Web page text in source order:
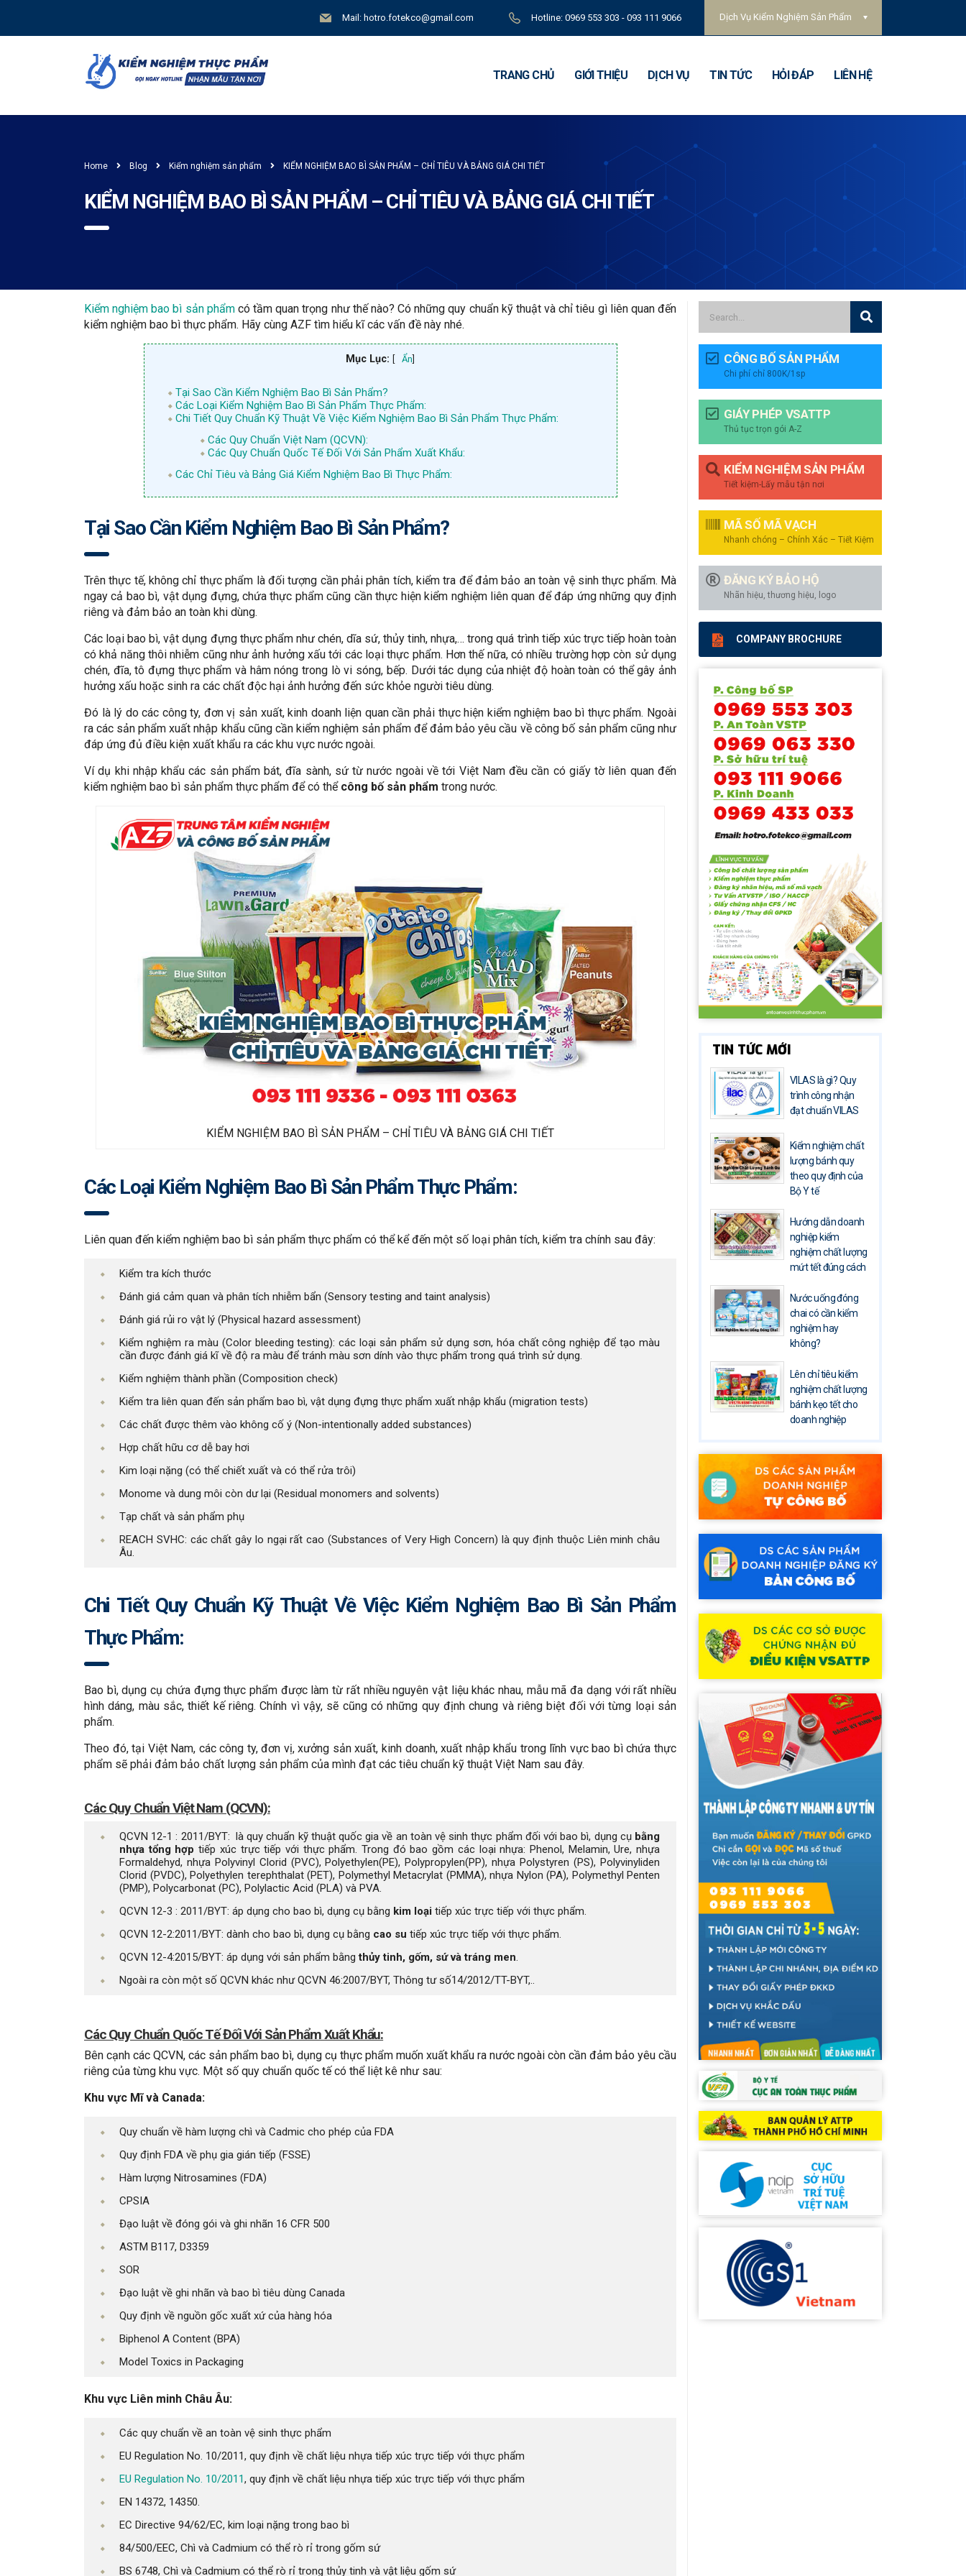
Dịch Vụ Kiểm Nghiệm Sản Phẩm
Mail: hotro.fotekco@gmail.com Hotline: 0969 553 303 - 093 111 9066
TRANG CHỦ GIỚI THIỆU DỊCH VỤ TIN TỨC HỎI ĐÁP LIÊN HỆ
Home Blog Kiểm nghiệm sản phẩm KIỂM NGHIỆM BAO BÌ SẢN PHẨM – CHỈ TIÊU VÀ BẢNG GIÁ CHI TIẾT
KIỂM NGHIỆM BAO BÌ SẢN PHẨM – CHỈ TIÊU VÀ BẢNG GIÁ CHI TIẾT
Kiểm nghiệm bao bì sản phẩmcó tầm quan trọng như thế nào? Có những quy chuẩn kỹ thuật và chỉ tiêu gì liên quan đến
kiểm nghiệm bao bì thực phẩm. Hãy cùng AZF tìm hiểu kĩ các vấn đề này nhé.
Mục Lục: Ẩn
Tại Sao Cần Kiểm Nghiệm Bao Bì Sản Phẩm?
Các Loại Kiểm Nghiệm Bao Bì Sản Phẩm Thực Phẩm:
Chi Tiết Quy Chuẩn Kỹ Thuật Về Việc Kiểm Nghiệm Bao Bì Sản Phẩm Thực Phẩm:
Các Quy Chuẩn Việt Nam (QCVN):
Các Quy Chuẩn Quốc Tế Đối Với Sản Phẩm Xuất Khẩu:
Các Chỉ Tiêu và Bảng Giá Kiểm Nghiệm Bao Bì Thực Phẩm:
Tại Sao Cần Kiểm Nghiệm Bao Bì Sản Phẩm?
Trên thực tế, không chỉ thực phẩm là đối tượng cần phải phân tích, kiểm tra để đảm bảo an toàn vệ sinh thực phẩm. Mà
ngay cả bao bì, vật dụng đựng, chứa thực phẩm cũng cần thực hiện kiểm nghiệm liên quan để đáp ứng những quy định
riêng và đảm bảo an toàn khi dùng.
Các loại bao bì, vật dụng đựng thực phẩm như chén, dĩa sứ, thủy tinh, nhựa,… trong quá trình tiếp xúc trực tiếp hoàn toàn
có khả năng thôi nhiễm cũng như ảnh hưởng xấu tới các loại thực phẩm. Hơn thế nữa, có nhiều trường hợp còn sử dụng
chén, đĩa, tô đựng thực phẩm và hâm nóng trong lò vi sóng, bếp. Dưới tác dụng của nhiệt độ hoàn toàn có thể gây ảnh
hưởng xấu hoặc sinh ra các chất độc hại ảnh hưởng đến sức khỏe người tiêu dùng.
Đó là lý do các công ty, đơn vị sản xuất, kinh doanh liện quan cần phải thực hiện kiểm nghiệm bao bì thực phẩm. Ngoài
ra các sản phẩm xuất nhập khẩu cũng cần kiểm nghiệm sản phẩm để đảm bảo yêu cầu về công bố sản phẩm cũng như
đáp ứng đủ điều kiện xuất khẩu ra các khu vực nước ngoài.
Ví dụ khi nhập khẩu các sản phẩm bát, đĩa sành, sứ từ nước ngoài về tới Việt Nam đều cần có giấy tờ liên quan đến
kiểm nghiệm bao bì sản phẩm thực phẩm để có thể công bố sản phẩm trong nước.
KIỂM NGHIỆM BAO BÌ SẢN PHẨM – CHỈ TIÊU VÀ BẢNG GIÁ CHI TIẾT
Các Loại Kiểm Nghiệm Bao Bì Sản Phẩm Thực Phẩm:
Liên quan đến kiểm nghiệm bao bì sản phẩm thực phẩm có thể kể đến một số loại phân tích, kiểm tra chính sau đây:
Kiểm tra kích thước
Đánh giá cảm quan và phân tích nhiễm bẩn (Sensory testing and taint analysis)
Đánh giá rủi ro vật lý (Physical hazard assessment)
Kiểm nghiệm ra màu (Color bleeding testing): các loại sản phẩm sử dụng sơn, hóa chất công nghiệp để tạo màu
cần được đánh giá kĩ về độ ra màu để tránh màu sơn dính vào thực phẩm trong quá trình sử dụng.
Kiểm nghiệm thành phần (Composition check)
Kiểm tra liên quan đến sản phẩm bao bì, vật dụng đựng thực phẩm xuất nhập khẩu (migration tests)
Các chất được thêm vào không cố ý (Non-intentionally added substances)
Hợp chất hữu cơ dễ bay hơi
Kim loại nặng (có thể chiết xuất và có thể rửa trôi)
Monome và dung môi còn dư lại (Residual monomers and solvents)
Tạp chất và sản phẩm phụ
REACH SVHC: các chất gây lo ngại rất cao (Substances of Very High Concern) là quy định thuộc Liên minh châu
Âu.
Chi Tiết Quy Chuẩn Kỹ Thuật Về Việc Kiểm Nghiệm Bao Bì Sản Phẩm
Thực Phẩm:
Bao bì, dụng cụ chứa đựng thực phẩm được làm từ rất nhiều nguyên vật liệu khác nhau, mẫu mã đa dạng với rất nhiều
hình dáng, màu sắc, thiết kế riêng. Chính vì vậy, sẽ cũng có những quy định chung và riêng biệt đối với từng loại sản
phẩm.
Theo đó, tại Việt Nam, các công ty, đơn vị, xưởng sản xuất, kinh doanh, xuất nhập khẩu trong lĩnh vực bao bì chứa thực
phẩm sẽ phải đảm bảo chất lượng sản phẩm của mình đạt các tiêu chuẩn kỹ thuật Việt Nam sau đây.
Các Quy Chuẩn Việt Nam (QCVN):
QCVN 12-1 : 2011/BYT: là quy chuẩn kỹ thuật quốc gia về an toàn vệ sinh thực phẩm đối với bao bì, dụng cụ bằng
nhựa tổng hợp tiếp xúc trực tiếp với thực phẩm. Trong đó bao gồm các loại nhựa: Phenol, Melamin, Ure, nhựa
Formaldehyd, nhựa Polyvinyl Clorid (PVC), Polyethylen(PE), Polypropylen(PP), nhựa Polystyren (PS), Polyvinyliden
Clorid (PVDC), Polyethylen terephthalat (PET), Polymethyl Metacrylat (PMMA), nhựa Nylon (PA), Polymethyl Penten
(PMP), Polycarbonat (PC), Polylactic Acid (PLA) và PVA.
QCVN 12-3 : 2011/BYT: áp dụng cho bao bì, dụng cụ bằng kim loại tiếp xúc trực tiếp với thực phẩm.
QCVN 12-2:2011/BYT: dành cho bao bì, dụng cụ bằng cao su tiếp xúc trực tiếp với thực phẩm.
QCVN 12-4:2015/BYT: áp dụng với sản phẩm bằngthủy tinh, gốm, sứ và tráng men.
Ngoài ra còn một số QCVN khác như QCVN 46:2007/BYT, Thông tư số14/2012/TT-BYT,..
Các Quy Chuẩn Quốc Tế Đối Với Sản Phẩm Xuất Khẩu:
Bên cạnh các QCVN, các sản phẩm bao bì, dụng cụ thực phẩm muốn xuất khẩu ra nước ngoài còn cần đảm bảo yêu cầu
riêng của từng khu vực. Một số quy chuẩn quốc tế có thể liệt kê như sau:
Khu vực Mĩ và Canada:
Quy chuẩn về hàm lượng chì và Cadmic cho phép của FDA
Quy định FDA về phụ gia gián tiếp (FSSE)
Hàm lượng Nitrosamines (FDA)
CPSIA
Đạo luật về đóng gói và ghi nhãn 16 CFR 500
ASTM B117, D3359
SOR
Đạo luật về ghi nhãn và bao bì tiêu dùng Canada
Quy định về nguồn gốc xuất xứ của hàng hóa
Biphenol A Content (BPA)
Model Toxics in Packaging
Khu vực Liên minh Châu Âu:
Các quy chuẩn về an toàn vệ sinh thực phẩm
EU Regulation No. 10/2011, quy định về chất liệu nhựa tiếp xúc trực tiếp với thực phẩm
EU Regulation No. 10/2011, quy định về chất liệu nhựa tiếp xúc trực tiếp với thực phẩm
EN 14372, 14350.
EC Directive 94/62/EC, kim loại nặng trong bao bì
84/500/EEC, Chì và Cadmium có thể rò rỉ trong gốm sứ
BS 6748, Chì và Cadmium có thể rò rỉ trong thủy tinh và vật liệu gốm sứ
CÔNG BỐ SẢN PHẨM
Chi phí chỉ 800K/1sp
GIÁY PHÉP VSATTP
Thủ tục trọn gói A-Z
KIỂM NGHIỆM SẢN PHẨM
Tiết kiệm-Lấy mẫu tận nơi
MÃ SỐ MÃ VẠCH
Nhanh chóng – Chính Xác – Tiết Kiệm
ĐĂNG KÝ BẢO HỘ
Nhãn hiệu, thương hiệu, logo
COMPANY BROCHURE
TIN TỨC MỚI
VILAS là gì? Quy
trình công nhận
đạt chuẩn VILAS
Kiểm nghiệm chất
lượng bánh quy
theo quy định của
Bộ Y tế
Hướng dẫn doanh
nghiệp kiểm
nghiệm chất lượng
mứt tết đúng cách
Nước uống đóng
chai có cần kiểm
nghiệm hay
không?
Lên chỉ tiêu kiểm
nghiệm chất lượng
bánh kẹo tết cho
doanh nghiệp